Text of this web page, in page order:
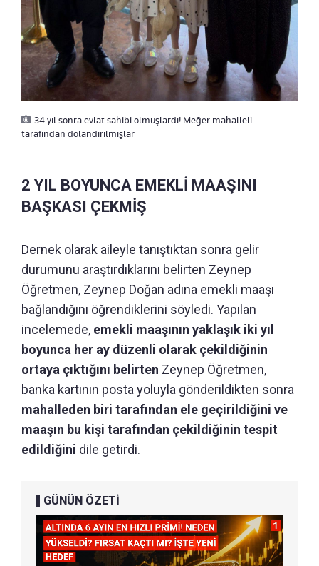
34 yıl sonra evlat sahibi olmuşlardı! Meğer mahalleli
tarafından dolandırılmışlar
2 YIL BOYUNCA EMEKLİ MAAŞINI
BAŞKASI ÇEKMİŞ
Dernek olarak aileyle tanıştıktan sonra gelir
durumunu araştırdıklarını belirten Zeynep
Öğretmen, Zeynep Doğan adına emekli maaşı
bağlandığını öğrendiklerini söyledi. Yapılan
incelemede, emekli maaşının yaklaşık iki yıl
boyunca her ay düzenli olarak çekildiğinin
ortaya çıktığını belirten Zeynep Öğretmen,
banka kartının posta yoluyla gönderildikten sonra
mahalleden biri tarafından ele geçirildiğini ve
maaşın bu kişi tarafından çekildiğinin tespit
edildiğini dile getirdi.
GÜNÜN ÖZETİ